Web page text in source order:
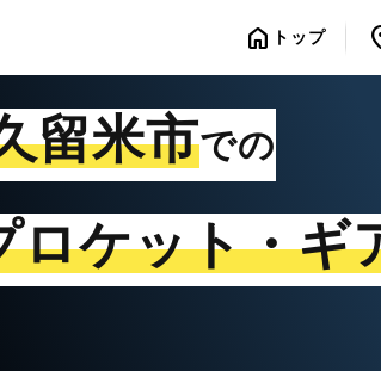
home トップ
留米市での
ロケット・ギ